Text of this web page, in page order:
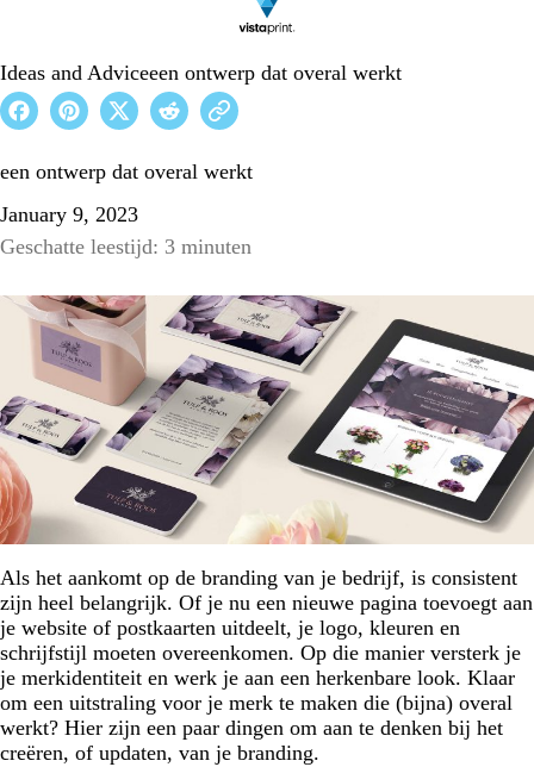
Ideas and Adviceeen ontwerp dat overal werkt
een ontwerp dat overal werkt
January 9, 2023
Geschatte leestijd: 3 minuten
Als het aankomt op de branding van je bedrijf, is consistent
zijn heel belangrijk. Of je nu een nieuwe pagina toevoegt aan
je website of postkaarten uitdeelt, je logo, kleuren en
schrijfstijl moeten overeenkomen. Op die manier versterk je
je merkidentiteit en werk je aan een herkenbare look. Klaar
om een uitstraling voor je merk te maken die (bijna) overal
werkt? Hier zijn een paar dingen om aan te denken bij het
creëren, of updaten, van je branding.